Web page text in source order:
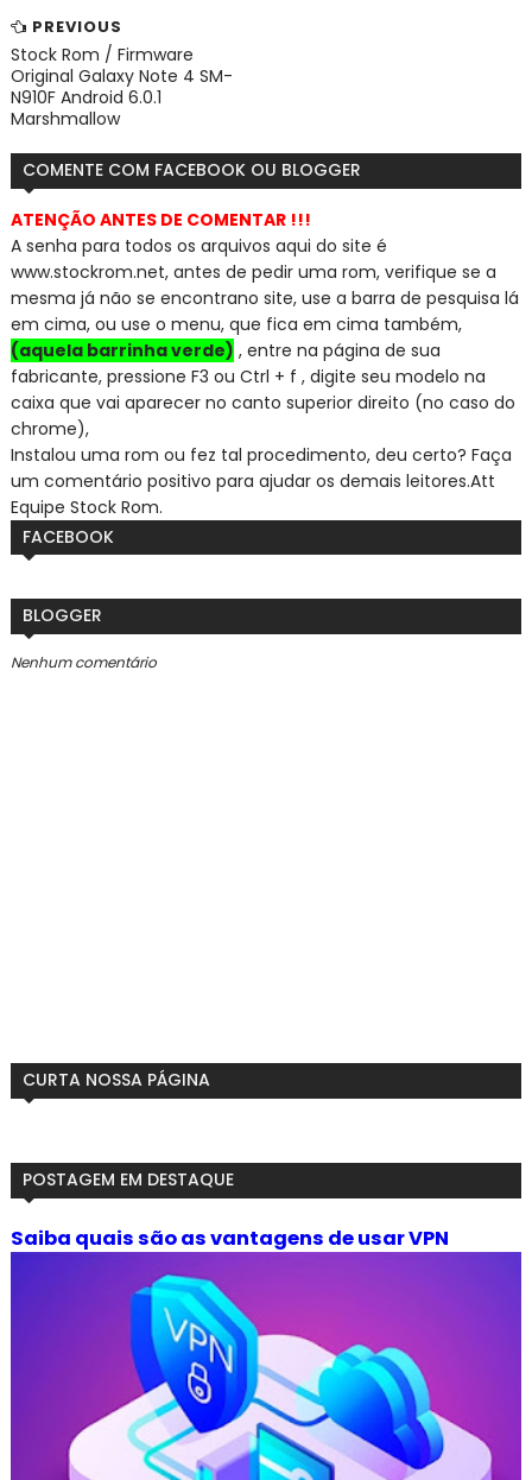
PREVIOUS
Stock Rom / Firmware
Original Galaxy Note 4 SM-
N910F Android 6.0.1
Marshmallow
COMENTE COM FACEBOOK OU BLOGGER
ATENÇÃO ANTES DE COMENTAR !!!
A senha para todos os arquivos aqui do site é
www.stockrom.net, antes de pedir uma rom, verifique se a
mesma já não se encontrano site, use a barra de pesquisa lá
em cima, ou use o menu, que fica em cima também,
(aquela barrinha verde) , entre na página de sua
fabricante, pressione F3 ou Ctrl + f , digite seu modelo na
caixa que vai aparecer no canto superior direito (no caso do
chrome),
Instalou uma rom ou fez tal procedimento, deu certo? Faça
um comentário positivo para ajudar os demais leitores.Att
Equipe Stock Rom.
FACEBOOK
BLOGGER
Nenhum comentário
CURTA NOSSA PÁGINA
POSTAGEM EM DESTAQUE
Saiba quais são as vantagens de usar VPN